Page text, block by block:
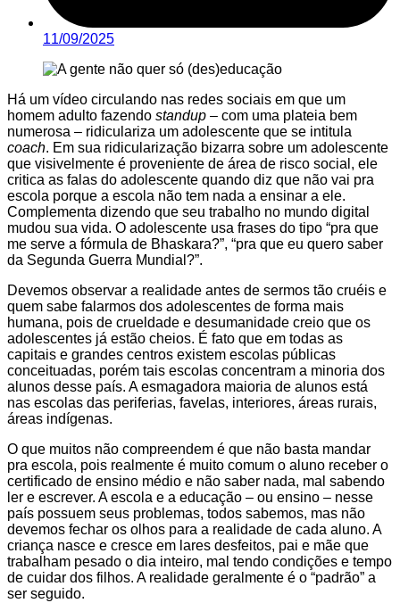
11/09/2025
Há um vídeo circulando nas redes sociais em que um
homem adulto fazendo standup – com uma plateia bem
numerosa – ridiculariza um adolescente que se intitula
coach. Em sua ridicularização bizarra sobre um adolescente
que visivelmente é proveniente de área de risco social, ele
critica as falas do adolescente quando diz que não vai pra
escola porque a escola não tem nada a ensinar a ele.
Complementa dizendo que seu trabalho no mundo digital
mudou sua vida. O adolescente usa frases do tipo “pra que
me serve a fórmula de Bhaskara?”, “pra que eu quero saber
da Segunda Guerra Mundial?”.
Devemos observar a realidade antes de sermos tão cruéis e
quem sabe falarmos dos adolescentes de forma mais
humana, pois de crueldade e desumanidade creio que os
adolescentes já estão cheios. É fato que em todas as
capitais e grandes centros existem escolas públicas
conceituadas, porém tais escolas concentram a minoria dos
alunos desse país. A esmagadora maioria de alunos está
nas escolas das periferias, favelas, interiores, áreas rurais,
áreas indígenas.
O que muitos não compreendem é que não basta mandar
pra escola, pois realmente é muito comum o aluno receber o
certificado de ensino médio e não saber nada, mal sabendo
ler e escrever. A escola e a educação – ou ensino – nesse
país possuem seus problemas, todos sabemos, mas não
devemos fechar os olhos para a realidade de cada aluno. A
criança nasce e cresce em lares desfeitos, pai e mãe que
trabalham pesado o dia inteiro, mal tendo condições e tempo
de cuidar dos filhos. A realidade geralmente é o “padrão” a
ser seguido.